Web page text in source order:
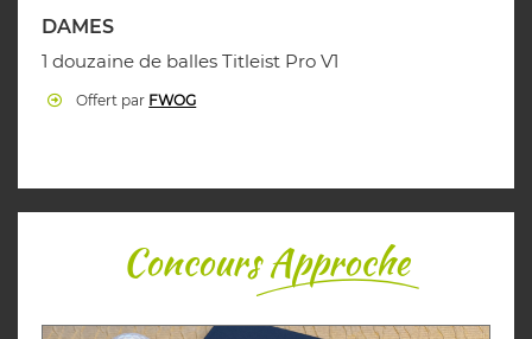
DAMES
1 douzaine de balles Titleist Pro V1
Offert par FWOG
Concours Approche